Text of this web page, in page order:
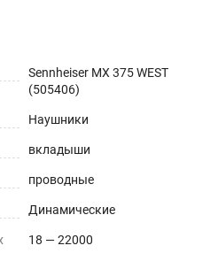
Sennheiser MX 375 WEST
(505406)
Наушники
вкладыши
проводные
Динамические
18 — 22000